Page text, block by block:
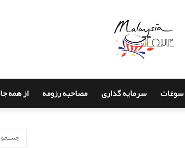
سوغات سرمایه گذاری مصاحبه رزومه از همه جا